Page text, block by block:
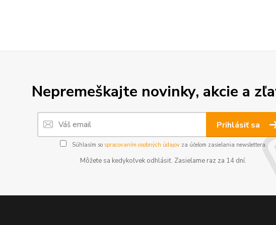
Nepremeškajte novinky, akcie a
Prihlásiť sa
Súhlasím so spracovaním osobných údajovza účelom zasielania newslettera.
Môžete sa kedykoľvek odhlásiť. Zasielame raz za 14 dní.